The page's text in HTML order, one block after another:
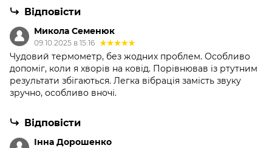
Відповісти
Микола Семенюк
09.10.2025 в 15:16
Чудовий термометр, без жодних проблем. Особливо
допоміг, коли я хворів на ковід. Порівнював із ртутним
результати збігаються. Легка вібрація замість звуку
зручно, особливо вночі.
Відповісти
Інна Дорошенко